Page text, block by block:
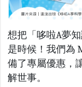
想把「 哆啦A夢
是時候！我們為
備了專屬優惠，
解世事。